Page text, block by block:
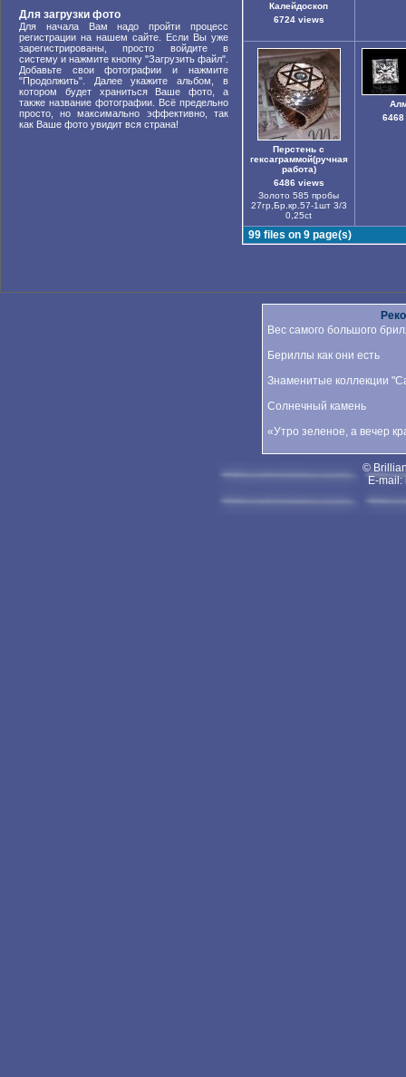
Для загрузки фото
Для начала Вам надо пройти процесс
регистрации на нашем сайте. Если Вы уже
зарегистрированы, просто войдите в
систему и нажмите кнопку "Загрузить файл".
Добавьте свои фотографии и нажмите
"Продолжить". Далее укажите альбом, в
котором будет храниться Ваше фото, а
также название фотографии. Всё предельно
просто, но максимально эффективно, так
как Ваше фото увидит вся страна!
Калейдоскоп
6724 views
Перстень с
гексаграммой(ручная
работа)
6486 views
Золото 585 пробы
27гр,Бр.кр.57-1шт 3/3
0,25ct
99 files on 9 page(s)
Вес самого большого
Бериллы как они есть
Знаменитые коллекции
Солнечный камень
«Утро зеленое, а вечер
©
E-mail: